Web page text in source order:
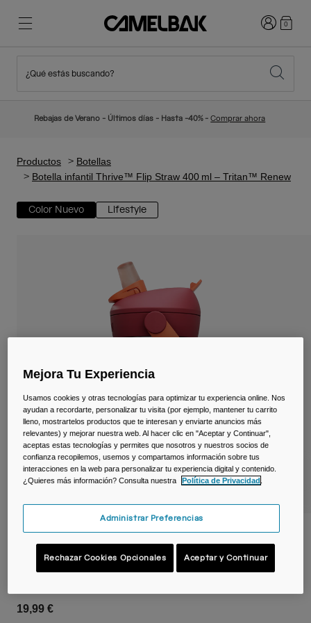
Novedades
Mochilas Hidratación
Tazas y Vasos
Bolsas Bici
Bolsas Hidratación
Accessorios
Senderismo
Viajar y estilo de vida
Adiós a los desechables
Iniciar0
¿Qué estás buscando?
Rebajas de Verano - Últimos días - Hasta -40% -Comprar ahora
Productos
Botellas
Botella infantil Thrive™ Flip Straw 400 ml – Tritan™ Renew
Color Nuevo Lifestyle
Botella infantil Thrive™ Flip Straw 400 ml
– Tritan™ Renew
19,99 €
Mejora Tu Experiencia
Usamos cookies y otras tecnologías para optimizar tu experiencia online. Nos
ayudan a recordarte, personalizar tu visita (por ejemplo, mantener tu carrito
lleno, mostrartelos productos que te interesan y enviarte anuncios más
relevantes) y mejorar nuestra web. Al hacer clic en "Aceptar y Continuar",
aceptas estas tecnologías y permites que nosotros y nuestros socios de
confianza recopilemos, usemos y compartamos información sobre tus
interacciones en la web para personalizar tu experiencia digital y contenido.
¿Quieres más información? Consulta nuestra
Política de Privacidad
Administrar Preferencias
Rechazar Cookies Opcionales Aceptar y Continuar